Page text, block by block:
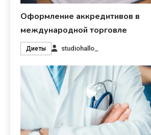
Оформление аккредитивов в
международной торговле
Диеты studiohallo_